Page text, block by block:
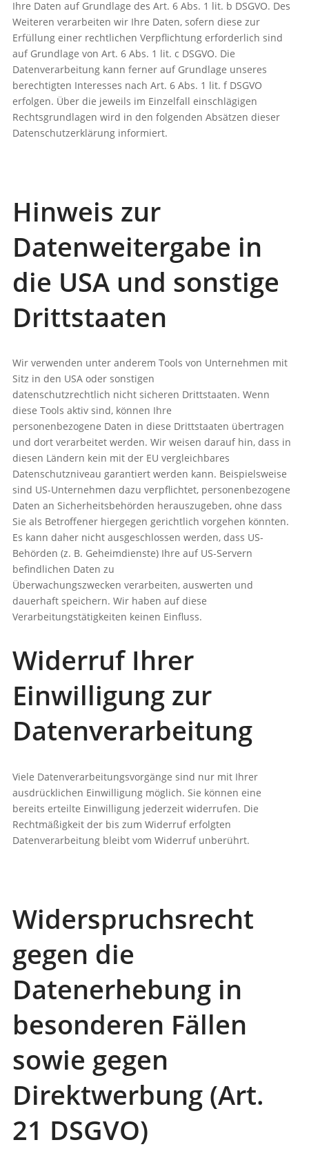
Ihre Daten auf Grundlage des Art. 6 Abs. 1 lit. b DSGVO. Des
Weiteren verarbeiten wir Ihre Daten, sofern diese zur
Erfüllung einer rechtlichen Verpflichtung erforderlich sind
auf Grundlage von Art. 6 Abs. 1 lit. c DSGVO. Die
Datenverarbeitung kann ferner auf Grundlage unseres
berechtigten Interesses nach Art. 6 Abs. 1 lit. f DSGVO
erfolgen. Über die jeweils im Einzelfall einschlägigen
Rechtsgrundlagen wird in den folgenden Absätzen dieser
Datenschutzerklärung informiert.
Hinweis zur
Datenweitergabe in
die USA und sonstige
Drittstaaten
Wir verwenden unter anderem Tools von Unternehmen mit
Sitz in den USA oder sonstigen
datenschutzrechtlich nicht sicheren Drittstaaten. Wenn
diese Tools aktiv sind, können Ihre
personenbezogene Daten in diese Drittstaaten übertragen
und dort verarbeitet werden. Wir weisen darauf hin, dass in
diesen Ländern kein mit der EU vergleichbares
Datenschutzniveau garantiert werden kann. Beispielsweise
sind US-Unternehmen dazu verpflichtet, personenbezogene
Daten an Sicherheitsbehörden herauszugeben, ohne dass
Sie als Betroffener hiergegen gerichtlich vorgehen könnten.
Es kann daher nicht ausgeschlossen werden, dass US-
Behörden (z. B. Geheimdienste) Ihre auf US-Servern
befindlichen Daten zu
Überwachungszwecken verarbeiten, auswerten und
dauerhaft speichern. Wir haben auf diese
Verarbeitungstätigkeiten keinen Einfluss.
Widerruf Ihrer
Einwilligung zur
Datenverarbeitung
Viele Datenverarbeitungsvorgänge sind nur mit Ihrer
ausdrücklichen Einwilligung möglich. Sie können eine
bereits erteilte Einwilligung jederzeit widerrufen. Die
Rechtmäßigkeit der bis zum Widerruf erfolgten
Datenverarbeitung bleibt vom Widerruf unberührt.
Widerspruchsrecht
gegen die
Datenerhebung in
besonderen Fällen
sowie gegen
Direktwerbung (Art.
21 DSGVO)